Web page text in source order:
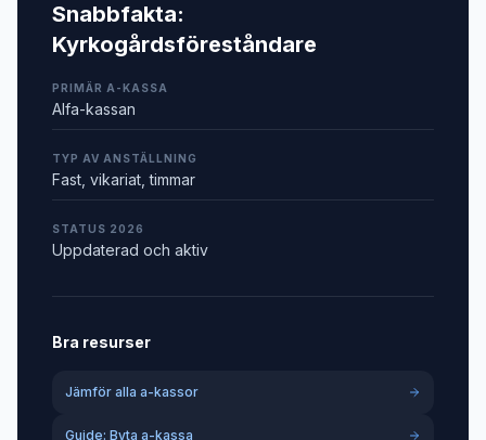
Snabbfakta:
Kyrkogårdsföreståndare
PRIMÄR A-KASSA
Alfa-kassan
TYP AV ANSTÄLLNING
Fast, vikariat, timmar
STATUS 2026
Uppdaterad och aktiv
Bra resurser
Jämför alla a-kassor
Guide: Byta a-kassa